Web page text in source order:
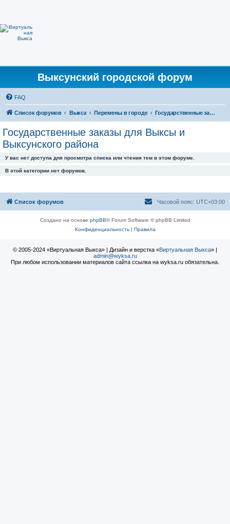
Выксунский городской форум
FAQ
Список форумов Выкса Перемены в городе Государственные заказы для Выксы и Выксунского района
Государственные заказы для Выксы и
Выксунского района
У вас нет доступа для просмотра списка или чтения тем в этом форуме.
В этой категории нет форумов.
Список форумов Часовой пояс: UTC+03:00
Создано на основе phpBB® Forum Software © phpBB Limited
Конфиденциальность| Правила
© 2005-2024 «Виртуальная Выкса» | Дизайн и верстка «Виртуальная Выкса» |
admin@wyksa.ru
При любом использовании материалов сайта ссылка на wyksa.ru обязательна.